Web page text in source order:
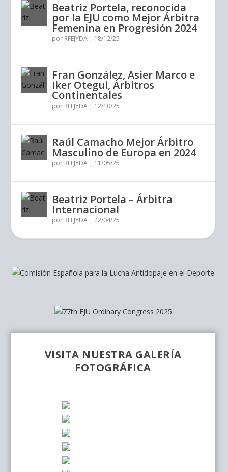
Beatriz Portela, reconocida
por la EJU como Mejor Árbitra
Femenina en Progresión 2024
por RFEJYDA | 18/12/25
Fran González, Asier Marco e
Iker Otegui, Árbitros
Continentales
por RFEJYDA | 12/10/25
Raúl Camacho Mejor Árbitro
Masculino de Europa en 2024
por RFEJYDA | 11/05/25
Beatriz Portela – Árbitra
Internacional
por RFEJYDA |22/04/25
VISITA NUESTRA GALERÍA
FOTOGRÁFICA